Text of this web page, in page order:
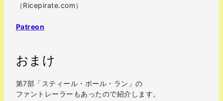
（Ricepirate.com）
Patreon
おまけ
第7部「スティール・ボール・ラン」の
ファントレーラーもあったので紹介します。